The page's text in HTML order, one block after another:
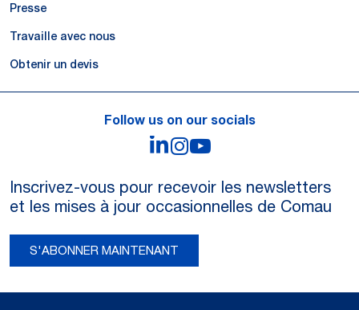
Presse
Travaille avec nous
Obtenir un devis
Follow us on our socials
LinkedIn
Instagram
Inscrivez-vous pour recevoir les newsletters
et les mises à jour occasionnelles de Comau
S'ABONNER MAINTENANT